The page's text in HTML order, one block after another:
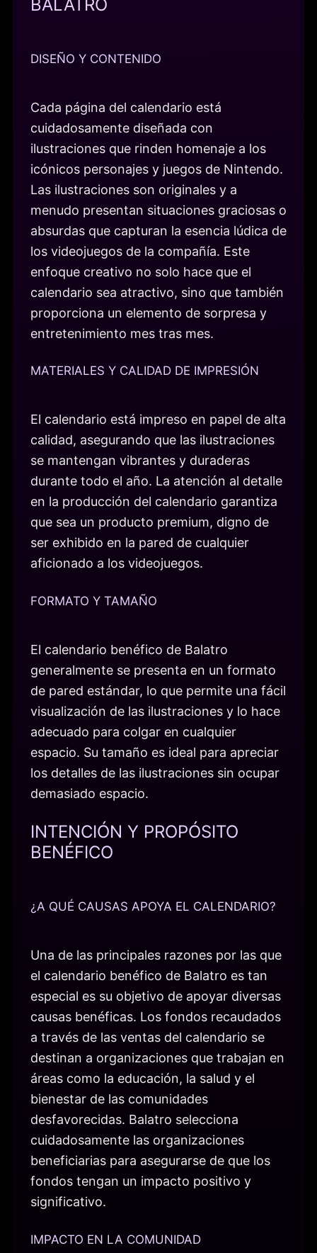
BALATRO
DISEÑO Y CONTENIDO
Cada página del calendario está
cuidadosamente diseñada con
ilustraciones que rinden homenaje a los
icónicos personajes y juegos de Nintendo.
Las ilustraciones son originales y a
menudo presentan situaciones graciosas o
absurdas que capturan la esencia lúdica de
los videojuegos de la compañía. Este
enfoque creativo no solo hace que el
calendario sea atractivo, sino que también
proporciona un elemento de sorpresa y
entretenimiento mes tras mes.
MATERIALES Y CALIDAD DE IMPRESIÓN
El calendario está impreso en papel de alta
calidad, asegurando que las ilustraciones
se mantengan vibrantes y duraderas
durante todo el año. La atención al detalle
en la producción del calendario garantiza
que sea un producto premium, digno de
ser exhibido en la pared de cualquier
aficionado a los videojuegos.
FORMATO Y TAMAÑO
El calendario benéfico de Balatro
generalmente se presenta en un formato
de pared estándar, lo que permite una fácil
visualización de las ilustraciones y lo hace
adecuado para colgar en cualquier
espacio. Su tamaño es ideal para apreciar
los detalles de las ilustraciones sin ocupar
demasiado espacio.
INTENCIÓN Y PROPÓSITO
BENÉFICO
¿A QUÉ CAUSAS APOYA EL CALENDARIO?
Una de las principales razones por las que
el calendario benéfico de Balatro es tan
especial es su objetivo de apoyar diversas
causas benéficas. Los fondos recaudados
a través de las ventas del calendario se
destinan a organizaciones que trabajan en
áreas como la educación, la salud y el
bienestar de las comunidades
desfavorecidas. Balatro selecciona
cuidadosamente las organizaciones
beneficiarias para asegurarse de que los
fondos tengan un impacto positivo y
significativo.
IMPACTO EN LA COMUNIDAD